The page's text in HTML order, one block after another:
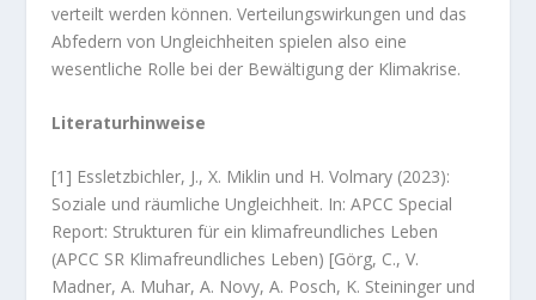
verteilt werden können. Verteilungswirkungen und das
Abfedern von Ungleichheiten spielen also eine
wesentliche Rolle bei der Bewältigung der Klimakrise.
Literaturhinweise
[1] Essletzbichler, J., X. Miklin und H. Volmary (2023):
Soziale und räumliche Ungleichheit. In: APCC Special
Report: Strukturen für ein klimafreundliches Leben
(APCC SR Klimafreundliches Leben) [Görg, C., V.
Madner, A. Muhar, A. Novy, A. Posch, K. Steininger und